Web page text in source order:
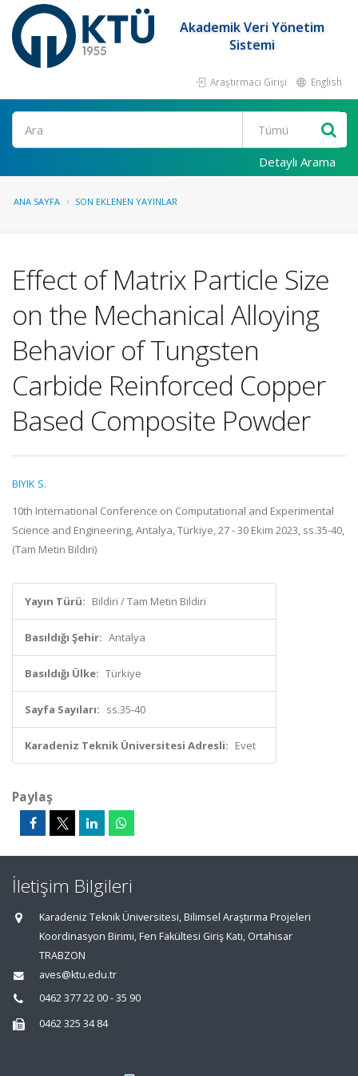
Akademik Veri Yönetim
Sistemi
Araştırmacı Girişi English
Ara
Detaylı Arama
ANA SAYFA SON EKLENEN YAYINLAR
Effect of Matrix Particle Size
on the Mechanical Alloying
Behavior of Tungsten
Carbide Reinforced Copper
Based Composite Powder
BIYIK S.
10th International Conference on Computational and Experimental
Science and Engineering, Antalya, Türkiye, 27 - 30 Ekim 2023, ss.35-40,
(Tam Metin Bildiri)
Yayın Türü: Bildiri / Tam Metin Bildiri
Basıldığı Şehir: Antalya
Basıldığı Ülke: Türkiye
Sayfa Sayıları: ss.35-40
Karadeniz Teknik Üniversitesi Adresli: Evet
Paylaş
İletişim Bilgileri
Karadeniz Teknik Üniversitesi, Bilimsel Araştırma Projeleri
Koordinasyon Birimi, Fen Fakültesi Giriş Katı, Ortahisar
TRABZON
aves@ktu.edu.tr
0462 377 22 00 - 35 90
0462 325 34 84